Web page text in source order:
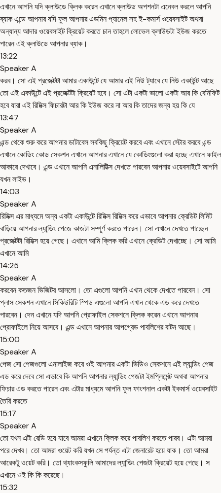
এখানে আপনি যদি ক্লাউডে ক্লিক করেন এখানে ক্লাউড অপশনটা এনেবল করলে আপনি
ব্যাক এন্ডে আপনার যদি ফুল আপনার এডমিন প্যানেল সহ ই-কমার্স ওয়েবসাইট অথবা
অন্যান্য আদার ওয়েবসাইট ক্রিয়েট করতে চান তাহলে লোভেল ক্লাউডটা ইউজ করতে
পারেন এই ক্লাউডে আপনার ব্যাক।
13:22
Speaker A
করব। সো এই প্রজেক্টটা আমার একাউন্টে যে আমার এই নিউ ট্যাবে যে নিউ একাউন্ট আছে
তো এই একাউন্টে এই প্রজেক্টটা ক্রিয়েট হবে। সো এটা একটা ভালো একটা আর কি বেনিফিট
হবে যারা এই রিমিক্স ফিচারটা আর কি ইউজ করে না আর কি তাদের জন্য হয় কি যে
13:47
Speaker A
এন্ড থেকে শুরু করে আপনার ডাটাবেস সবকিছু ক্রিয়েট করবে এবং এখানে স্টোর করবে এন্ড
এখানে কোডিং কোড সেকশন এখানে আপনার এখানে যে কোডিংগুলো করা হচ্ছে এখানে ফাইল
আকারে দেখাবে। এন্ড এখানে আপনি এনালিটিক্স দেখতে পারবেন আপনার ওয়েবসাইটে আপনি
যখন লাইভ।
14:03
Speaker A
রিমিক্স এর মাধ্যমে অন্য একটা একাউন্টে রিমিক্স রিমিক্স করে এভাবে আপনার ক্রেডিট লিমিট
বাড়িয়ে আপনার ল্যান্ডিং পেজে কাজটা সম্পূর্ণ করতে পারেন। সো এখানে দেখতে পাচ্ছেন
প্রজেক্টটা রিমিক্স হয়ে গেছে। এখানে আমি ক্লিক করি এখানে ক্রেডিট দেখাচ্ছে। সো আমি
এখানে আমি
14:25
Speaker A
করবেন কতজন ভিজিটর আসলো। তো এগুলো আপনি এখান থেকে দেখতে পারবেন। সো
প্লাস সেকশন এখানে সিকিউরিটি স্পিড এগুলো আপনি এখান থেকে এড করে দেখতে
পারবেন। দেন এখানে যদি আপনি প্রোফাইল সেকশনে ক্লিক করেন এখানে আপনার
প্রোফাইলে নিয়ে আসবে। এন্ড এখানে আপনার আপগ্রেড পাবলিশের বাটন আছে।
15:00
Speaker A
পেজ সো পেজগুলো এনালাইজ করে ওই আপনার একটা ভিডিও সেকশনে এই ল্যান্ডিং পেজ
এড করে দেবে সো এভাবে কি আপনি আপনার ল্যান্ডিং পেজটা ইমপ্লিমেন্ট অথবা আপনার
ফিচার এড করতে পারেন এবং এটার মাধ্যমে আপনি ফুল ফাংশনাল একটা ইকমার্স ওয়েবসাইট
তৈরি করতে
15:17
Speaker A
তো যখন এটা রেডি হয়ে যাবে আমরা এখানে ক্লিক করে পাবলিশ করতে পারব। এটা আমরা
পরে দেখব। তো আমরা ওয়েট করি যখন সে পর্যন্ত এটা জেনারেট হয়ে যাক। তো আমরা
আরেকটু ওয়েট করি। তো থ্যাংকসফুলি আমাদের ল্যান্ডিং পেজটা ক্রিয়েট হয়ে গেছে। স
এখানে ওই কি কি করেছে।
15:32